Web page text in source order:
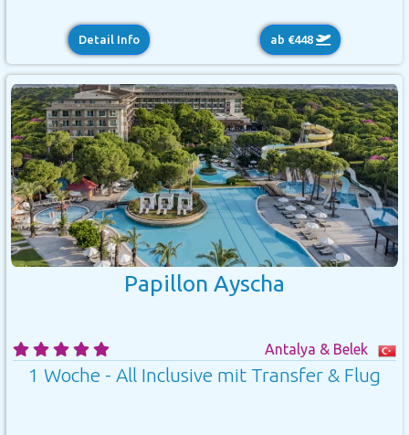
Detail Info ab €448
Papillon Ayscha
Antalya & Belek
1 Woche - All Inclusive mit Transfer & Flug